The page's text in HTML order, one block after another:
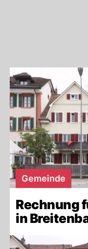
Gemeinde
Rechnung
in